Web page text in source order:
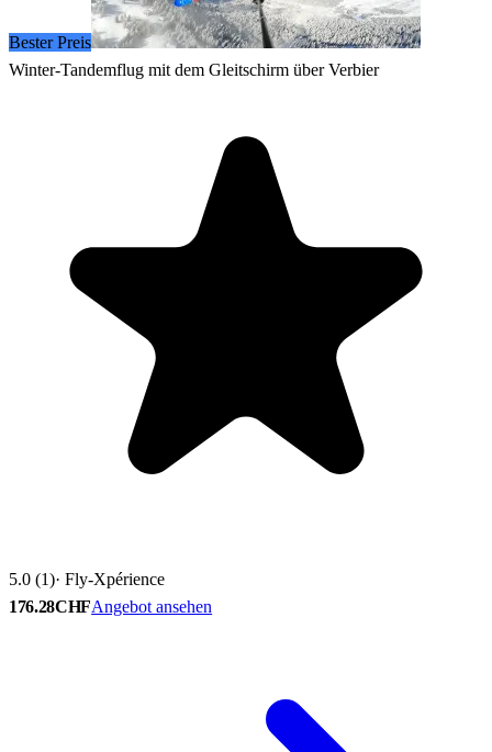
Bester Preis
Winter-Tandemflug mit dem Gleitschirm über Verbier
5.0 (1)· Fly-Xpérience
176.28CHFAngebot ansehen